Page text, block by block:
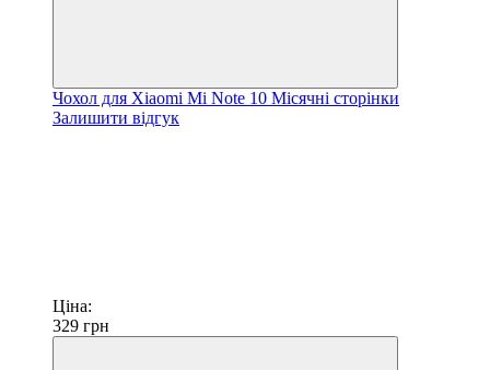
Чохол для Xiaomi Mi Note 10 Місячні сторінки
Залишити відгук
Ціна:
329 грн